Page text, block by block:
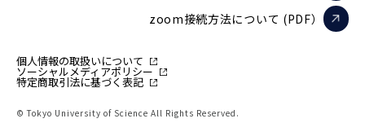
zoom接続方法について (PDF）
個人情報の取扱いについて
ソーシャルメディアポリシー
特定商取引法に基づく表記
© Tokyo University of Science All Rights Reserved.